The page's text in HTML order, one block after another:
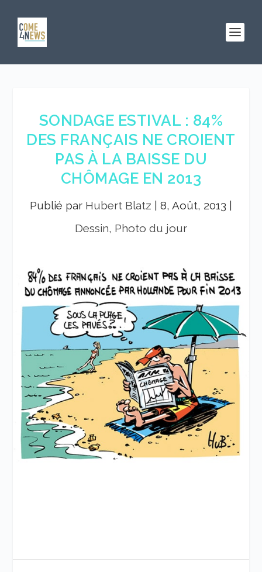
SONDAGE ESTIVAL : 84%
DES FRANÇAIS NE CROIENT
PAS À LA BAISSE DU
CHÔMAGE EN 2013
Publié par Hubert Blatz 8, Août, 2013
Dessin, Photo du jour